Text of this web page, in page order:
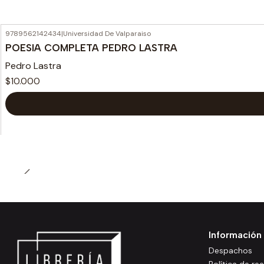
9789562142434|Universidad De Valparaiso
POESIA COMPLETA PEDRO LASTRA
Pedro Lastra
$10.000
Información
Despachos